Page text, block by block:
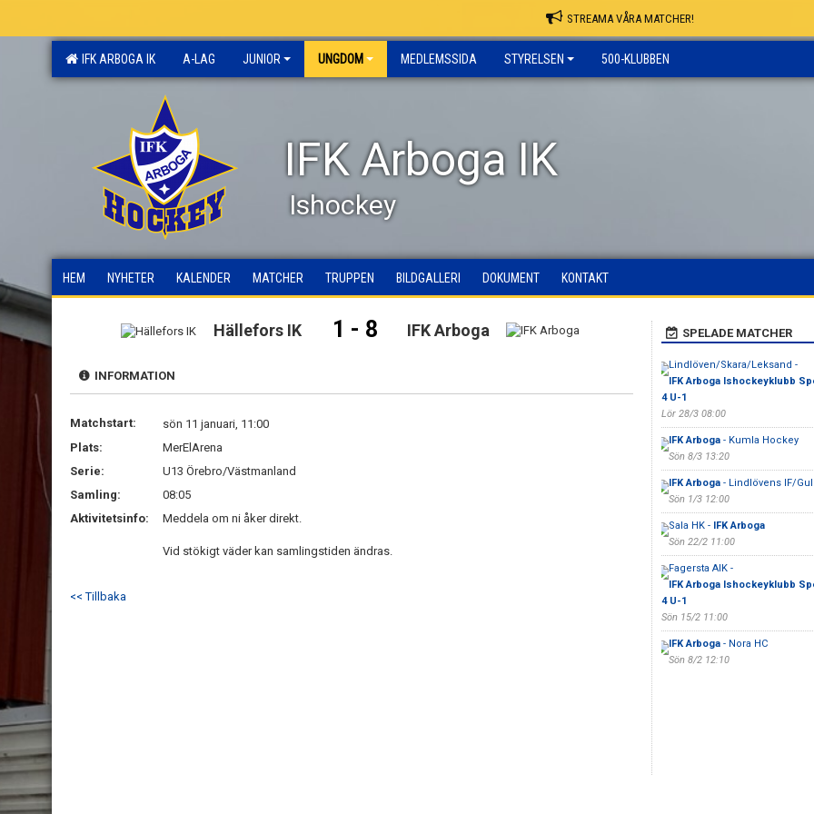
STREAMA VÅRA MATCHER!
IFK ARBOGA IK A-LAG JUNIOR UNGDOM MEDLEMSSIDA STYRELSEN 500-KLUBBEN
IFK Arboga IK
Ishockey
HEM NYHETER KALENDER MATCHER TRUPPEN BILDGALLERI DOKUMENT KONTAKT
Hällefors IK 1 - 8 IFK Arboga
INFORMATION
Matchstart:
sön 11 januari, 11:00
Plats:
MerElArena
Serie:
U13 Örebro/Västmanland
Samling:
08:05
Aktivitetsinfo:
Meddela om ni åker direkt.
Vid stökigt väder kan samlingstiden ändras.
<< Tillbaka
SPELADE MATCHER
Lindlöven/Skara/Leksand -
IFK Arboga Ishockeyklubb
4 U-1
Lör 28/3 08:00
IFK Arboga- Kumla Hockey
Sön 8/3 13:20
IFK Arboga- Lindlövens IF/
Sön 1/3 12:00
Sala HK - IFK Arboga
Sön 22/2 11:00
Fagersta AIK -
IFK Arboga Ishockeyklubb
4 U-1
Sön 15/2 11:00
IFK Arboga- Nora HC
Sön 8/2 12:10